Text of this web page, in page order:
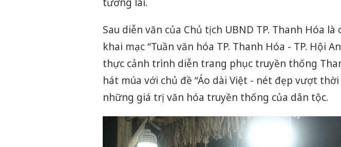
Sau diễn văn của Chủ tịch UBND TP. Thanh Hóa
khai mạc “Tuần văn hóa TP. Thanh Hóa - TP. Hội
thực cảnh trình diễn trang phục truyền thống
hát múa với chủ đề “Áo dài Việt - nét đẹp vượt
những giá trị văn hóa truyền thống của dân tộc.